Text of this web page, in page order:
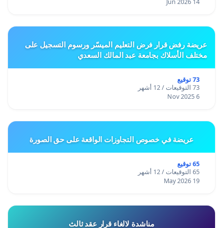
عريضة رفض قرار فرض التعليم الميسّر ورسوم التسجيل على
مختلف الأسلاك بجامعة عبد المالك السعدي
73 توقيع
73 التوقيعات / 12 أشهر
6 Nov 2025
عريضة في خصوص التجاوزات الواقعة على حق الصورة
65 توقيع
65 التوقيعات / 12 أشهر
19 May 2026
مناشدة لالغاء قرار عقد ثالث